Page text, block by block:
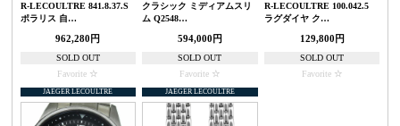
R-LECOULTRE 841.8.37.S
ポラリス 自…
962,280円
SOLD OUT
Favorite
クラシック ミディアムスリ
ム Q2548…
594,000円
SOLD OUT
Favorite
R-LECOULTRE 100.042.5
ラグダイヤ ク…
129,800円
SOLD OUT
Favorite
JAEGER LECOULTRE JAEGER LECOULTRE